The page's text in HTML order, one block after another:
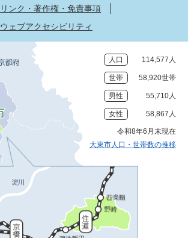
リンク・著作権・免責事項
ウェブアクセシビリティ
人口 114,577人
世帯 58,920世帯
男性 55,710人
女性 58,867人
令和8年6月末現在
大東市人口・世帯数の推移